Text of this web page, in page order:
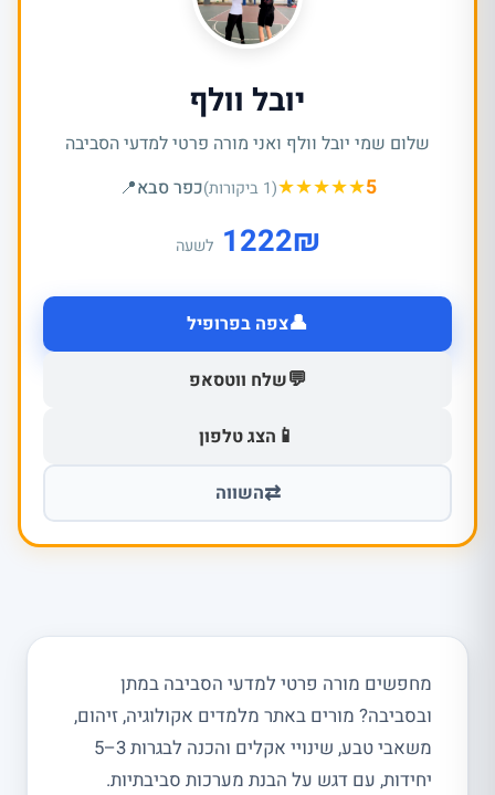
יובל וולף
שלום שמי יובל וולף ואני מורה פרטי למדעי הסביבה
(1 ביקורות)★★★★★5 כפר סבא📍
₪
1222 לשעה
👤צפה בפרופיל
💬שלח ווטסאפ
📱 הצג טלפון
⇄השווה
מחפשים מורה פרטי למדעי הסביבה במתן
ובסביבה? מורים באתר מלמדים אקולוגיה, זיהום,
משאבי טבע, שינויי אקלים והכנה לבגרות 3–5
יחידות, עם דגש על הבנת מערכות סביבתיות.